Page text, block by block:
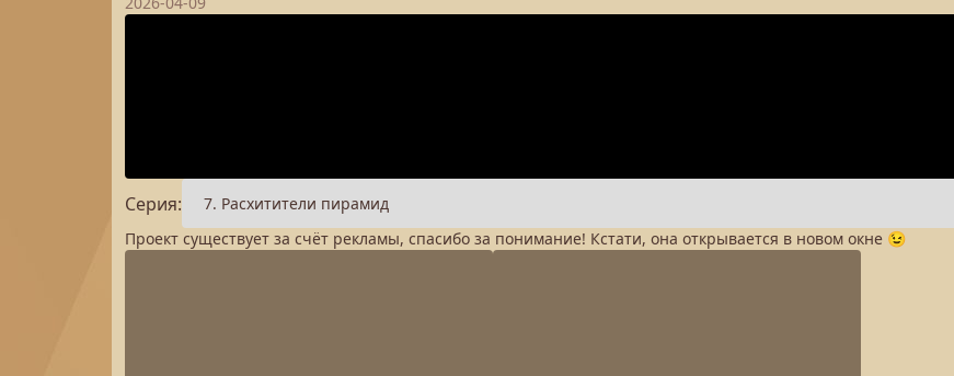
Серия:
Проект существует за счёт рекламы, спасибо за понимание! Кстати, она открывается в новом окне 😉